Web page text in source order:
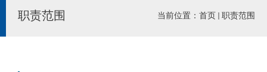
职责范围 当前位置： 首页 职责范围